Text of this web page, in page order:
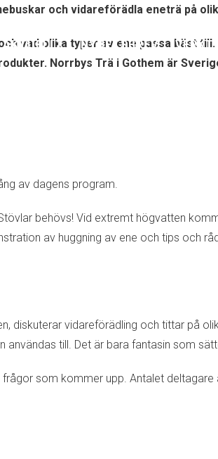
AKTUELLT NYHETSBREV
och vidareförädla eneträ på
vad olika typer av ene passa bäst
Norrbys Trä i Gothem är
av dagens program.
behövs! Vid extremt högvatten
av huggning av ene och tips och
diskuterar vidareförädling och tittar på
till. Det är bara fantasin som
som kommer upp. Antalet deltagare